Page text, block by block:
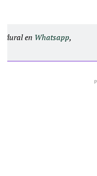
Plural en Whatsapp,